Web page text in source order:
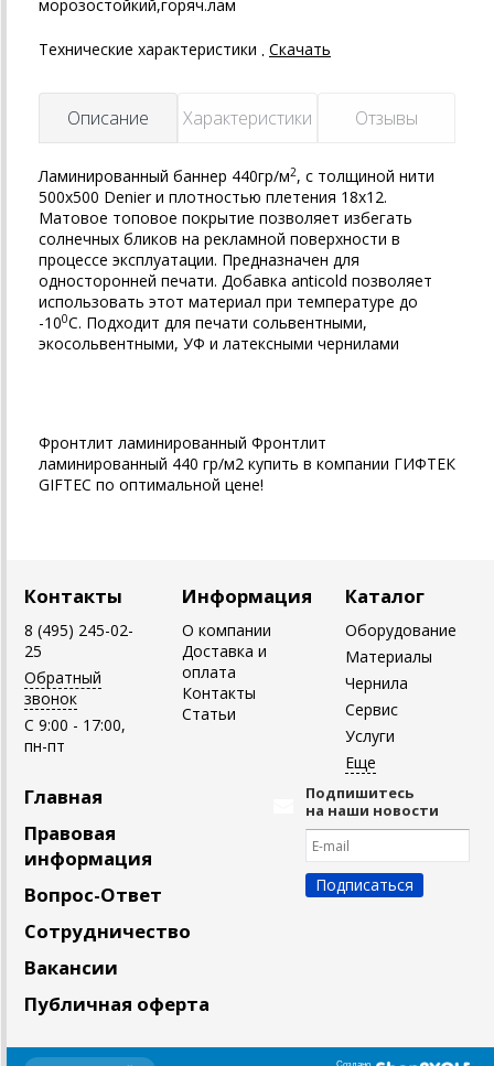
морозостойкий,горяч.лам
Технические характеристики Скачать
Описание Характеристики Отзывы
Ламинированный баннер 440гр/м2, с толщиной нити
500х500 Denierи плотностью плетения 18х12.
Матовое топовое покрытие позволяет избегать
солнечных бликов на рекламной поверхности в
процессе эксплуатации. Предназначен для
односторонней печати. Добавка anticold позволяет
использовать этот материал при температуре до
-100С. Подходит для печати сольвентными,
экосольвентными, УФ и латексными чернилами
Фронтлит ламинированный Фронтлит
ламинированный 440 гр/м2 купить в компании ГИФТЕК
GIFTEC по оптимальной цене!
Контакты
8 (495) 245-02-
25
Обратный
звонок
C 9:00 - 17:00,
пн-пт
Информация
О компании
Доставка и
оплата
Контакты
Статьи
Каталог
Оборудование
Материалы
Чернила
Сервис
Услуги
Главная
Правовая
информация
Вопрос-Ответ
Сотрудничество
Вакансии
Публичная оферта
Подпишитесь
на наши новости